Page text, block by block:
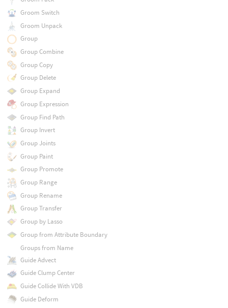
Groom Switch
Groom Unpack
Group
Group Combine
Group Copy
Group Delete
Group Expand
Group Expression
Group Find Path
Group Invert
Group Joints
Group Paint
Group Promote
Group Range
Group Rename
Group Transfer
Group by Lasso
Group from Attribute Boundary
Groups from Name
Guide Advect
Guide Clump Center
Guide Collide With VDB
Guide Deform